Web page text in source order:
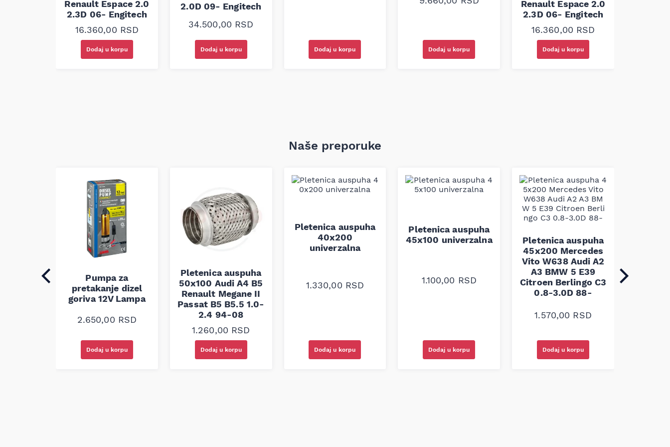
Renault Espace 2.0
2.3D 06- Engitech
16.360,00 RSD
Dodaj u korpu
2.0D 09- Engitech
34.500,00 RSD
Dodaj u korpu Dodaj u korpu Dodaj u korpu
Renault Espace 2.0
2.3D 06- Engitech
16.360,00 RSD
Dodaj u korpu
Naše preporuke
Pumpa za
pretakanje dizel
goriva 12V Lampa
2.650,00 RSD
Dodaj u korpu
Pletenica auspuha
50x100 Audi A4 B5
Renault Megane II
Passat B5 B5.5 1.0-
2.4 94-08
1.260,00 RSD
Dodaj u korpu
Pletenica auspuha
40x200
univerzalna
1.330,00 RSD
Dodaj u korpu
Pletenica auspuha
45x100 univerzalna
1.100,00 RSD
Dodaj u korpu
Pletenica auspuha
45x200 Mercedes
Vito W638 Audi A2
A3 BMW 5 E39
Citroen Berlingo C3
0.8-3.0D 88-
1.570,00 RSD
Dodaj u korpu